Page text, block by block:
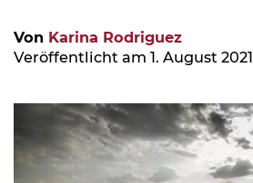
Von Karina Rodriguez
Veröffentlicht am 1. August 2021